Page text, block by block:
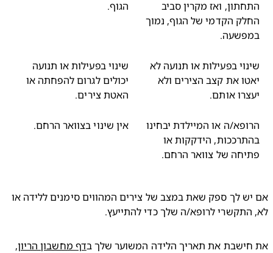
ואז מקרין סביב
הקדמי של הגוף, נמוך
הגוף.
בפעילות או תנועה לא
את קצב הצירים ולא
אותם.
שינוי בפעילות או תנועה
יכולים לגרום להפחתה או
האטת צירים.
ה או המיילדת יבחינו
הידקקות או
של צוואר הרחם.
אין שינוי בצוואר הרחם.
אם יש לך ספק שאת במצב של צירים המהווים סימנים ללידה או
לרופא/ה שלך כדי להתייעץ.
את תאריך הלידה המשוער שלך בדף מחשבון הריון,